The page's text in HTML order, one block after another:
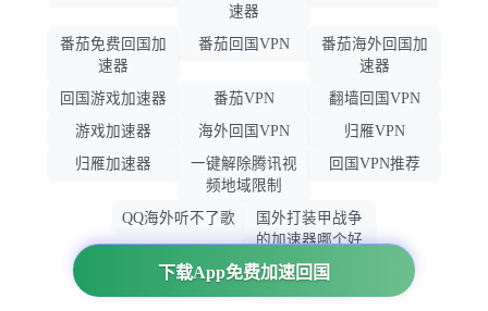
下载App免费加速回国
速器
番茄免费回国加
速器
番茄回国VPN
番茄海外回国加
速器
回国游戏加速器
番茄VPN
翻墙回国VPN
游戏加速器
海外回国VPN
归雁VPN
归雁加速器
一键解除腾讯视
频地域限制
回国VPN推荐
QQ海外听不了歌
国外打装甲战争
的加速器哪个好
用